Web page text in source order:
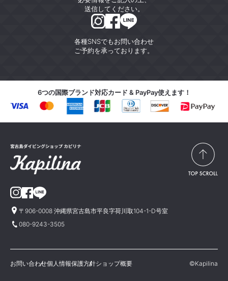
各種SNSでもお問い合わせ
ご予約を承っております。
送信してください。
6つの国際ブランド対応カード & PayPay使えます！
〒906-0008 沖縄県宮古島市平良字荷川取104-1-D号室
080-9243-3505
お問い合わせ個人情報保護方針ショップ概要 ©Kapilina